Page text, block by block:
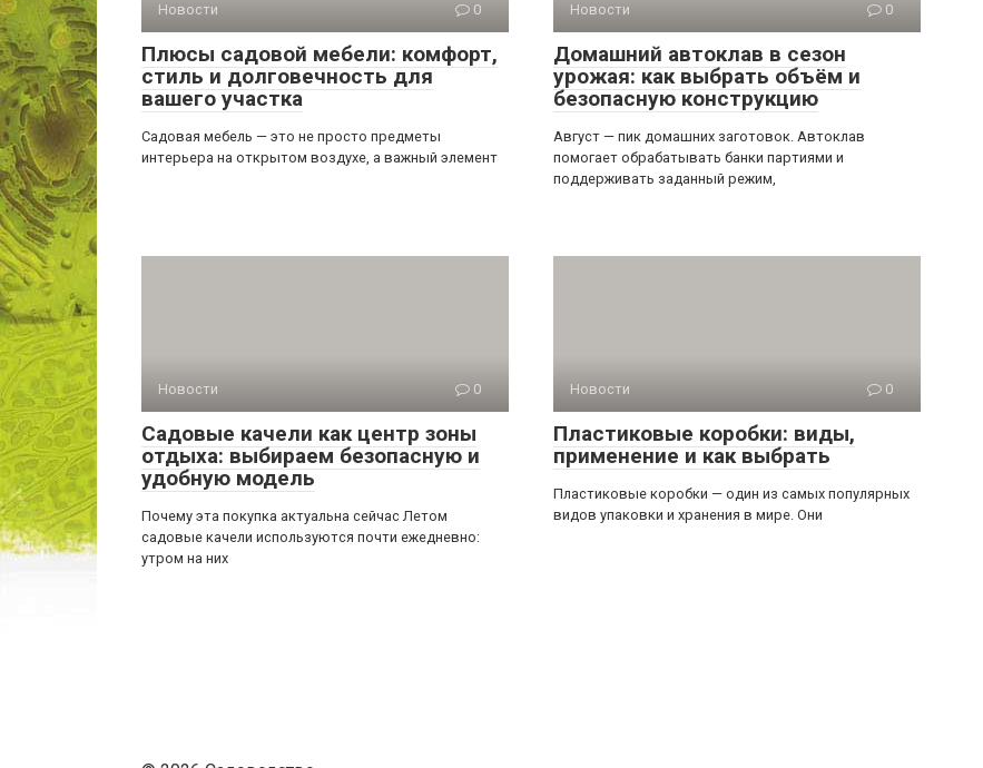
Новости 0
Плюсы садовой мебели: комфорт,
стиль и долговечность для
вашего участка
Садовая мебель — это не просто предметы
интерьера на открытом воздухе, а важный элемент
Новости 0
Домашний автоклав в сезон
урожая: как выбрать объём и
безопасную конструкцию
Август — пик домашних заготовок. Автоклав
помогает обрабатывать банки партиями и
поддерживать заданный режим,
Новости 0
Садовые качели как центр зоны
отдыха: выбираем безопасную и
удобную модель
Почему эта покупка актуальна сейчас Летом
садовые качели используются почти ежедневно:
утром на них
Новости 0
Пластиковые коробки: виды,
применение и как выбрать
Пластиковые коробки — один из самых популярных
видов упаковки и хранения в мире. Они